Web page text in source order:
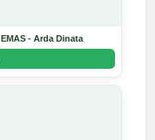
- Arda Dinata